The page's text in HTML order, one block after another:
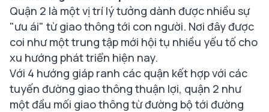
Quận 2 là một vị trí lý tưởng dành được nhiều sự
"ưu ái" từ giao thông tới con người. Nơi đây được
coi như một trung tập mới hội tụ nhiều yếu tố cho
xu hướng phát triển hiện nay.
Với 4 hướng giáp ranh các quận kết hợp với các
tuyến đường giao thông thuận lợi, quận 2 như
một đầu mối giao thông từ đường bộ tới đường